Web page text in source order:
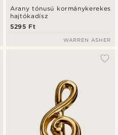
Arany tónusú kormánykerekes
hajtókadísz
5295 Ft
WARREN ASHER